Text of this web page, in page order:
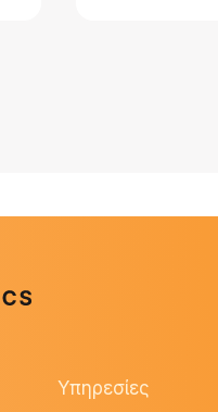
Υπηρεσίες